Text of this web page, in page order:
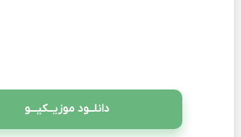
دانلــود موزیــکیـــو